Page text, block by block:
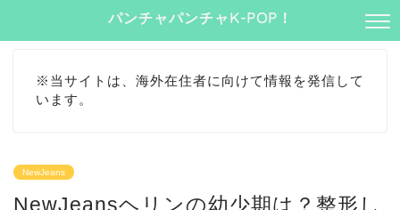
パンチャパンチャK-POP！
※当サイトは、海外在住者に向けて情報を発信して
います。
NewJeans
NewJeansヘリンの幼少期は？整形し